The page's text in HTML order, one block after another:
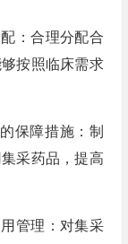
：合理分配合
按照临床需求
保障措施：制
采药品，提高
管理：对集采